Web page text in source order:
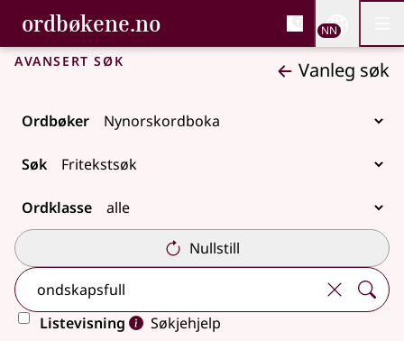
Gå til hovudinnhald
Tilgjenge
ordbøkene.no, Bokmålsordboka og
Bokmålsordboka og Nynorskordboka
NN
Avansert søk Vanleg søk
Ordbøker
Søk
Ordklasse
Nullstill
Listevisning
Søkjehjelp